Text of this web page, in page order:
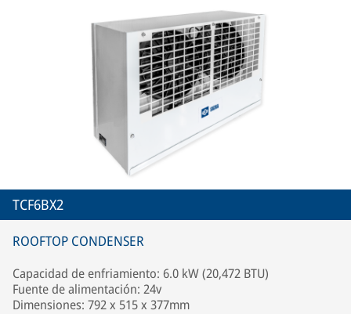
TCF6BX2
ROOFTOP CONDENSER
Capacidad de enfriamiento: 6.0 kW (20,472 BTU)
Fuente de alimentación: 24v
Dimensiones: 792 x 515 x 377mm